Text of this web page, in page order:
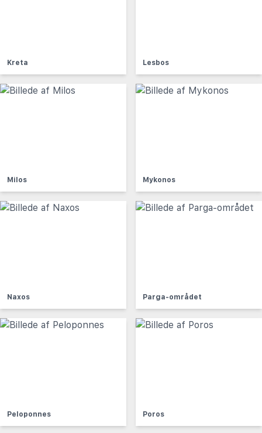
Kreta Lesbos
Milos Mykonos
Naxos Parga-området
Peloponnes Poros